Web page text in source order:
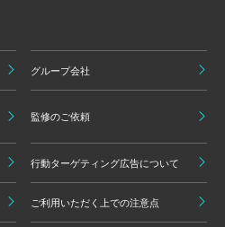
グループ会社
監修のご依頼
行動ターゲティング広告について
ご利用いただく上での注意点